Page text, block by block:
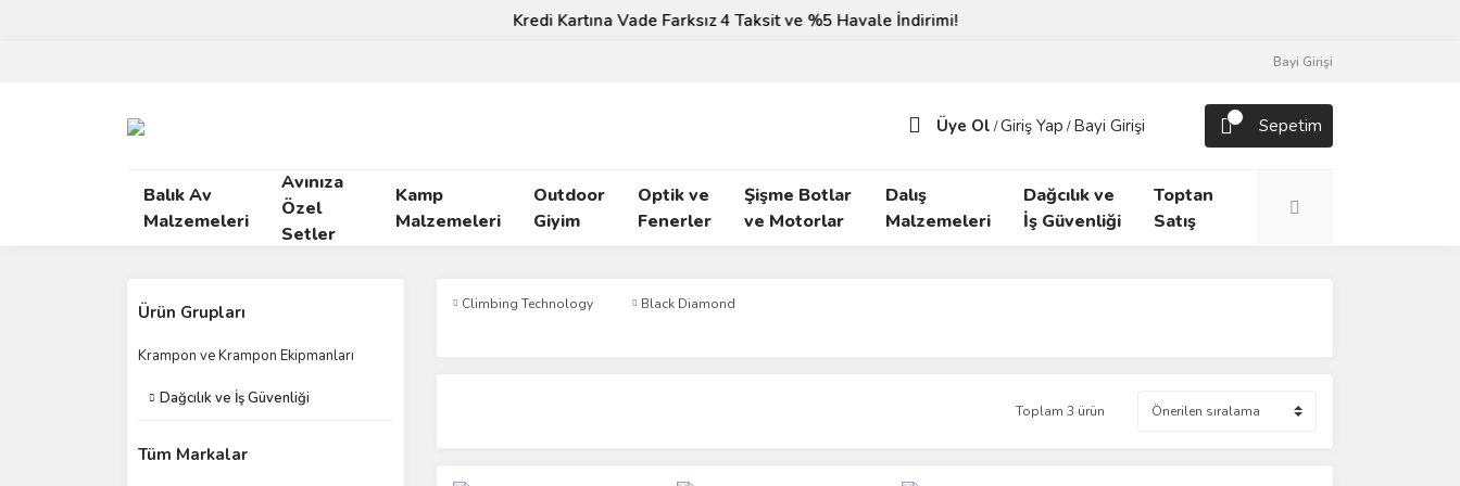
Kredi Kartına Vade Farksız 4 Taksit ve %5 Havale İndirimi!
Bayi Girişi
Üye Ol /Giriş Yap / Bayi Girişi Sepetim
Balık Av
Malzemeleri
Avınıza
Özel
Setler
Kamp
Malzemeleri
Outdoor
Giyim
Optik ve
Fenerler
Şişme Botlar
ve Motorlar
Dalış
Malzemeleri
Dağcılık ve
İş Güvenliği
Toptan
Satış
Ürün Grupları
Krampon ve Krampon Ekipmanları
Dağcılık ve İş Güvenliği
Tüm Markalar
Climbing Technology Black Diamond
Toplam 3 ürün